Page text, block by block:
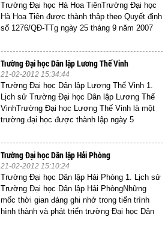
Trường Đại học Hà Hoa TiênTrường Đại học
Hà Hoa Tiên được thành thập theo Quyết định
số 1276/QĐ-TTg ngày 25 tháng 9 năm 2007
Trường Đại học Dân lập Lương Thế Vinh
21-02-2012 15:34:44
Trường Đại học Dân lập Lương Thế Vinh 1.
Lịch sử Trường Đại học Dân lập Lương Thế
VinhTrường Đại học Lương Thế Vinh là một
trường đại học được thành lập ngày 5
Trường Đại học Dân lập Hải Phòng
21-02-2012 15:10:24
Trường Đại học Dân lập Hải Phòng 1. Lịch sử
Trường Đại học Dân lập Hải PhòngNhững
mốc thời gian đáng ghi nhớ trong tiến trình
hình thành và phát triển trường Đại học Dân